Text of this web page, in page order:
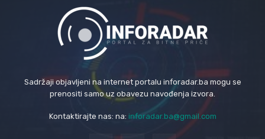
Sadržaji objavljeni na internet portalu inforadar.ba mogu se
prenositi samo uz obavezu navođenja izvora.
Kontaktirajte nas: na: inforadar.ba@gmail.com